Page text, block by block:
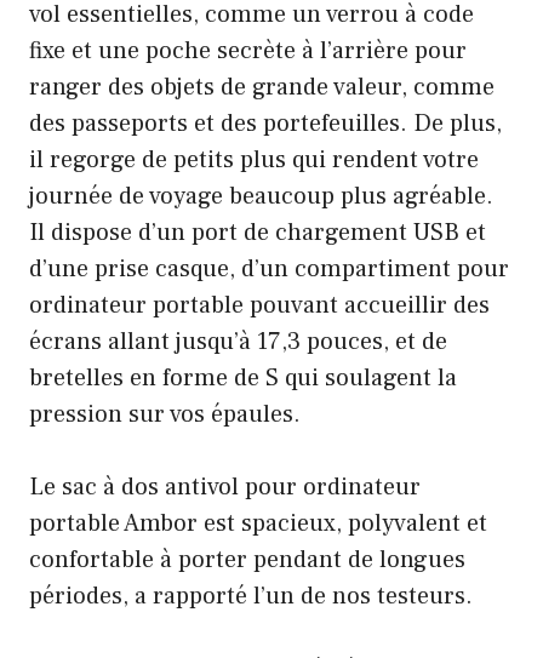
vol essentielles, comme un verrou à code
fixe et une poche secrète à l’arrière pour
ranger des objets de grande valeur, comme
des passeports et des portefeuilles. De plus,
il regorge de petits plus qui rendent votre
journée de voyage beaucoup plus agréable.
Il dispose d’un port de chargement USB et
d’une prise casque, d’un compartiment pour
ordinateur portable pouvant accueillir des
écrans allant jusqu’à 17,3 pouces, et de
bretelles en forme de S qui soulagent la
pression sur vos épaules.
Le sac à dos antivol pour ordinateur
portable Ambor est spacieux, polyvalent et
confortable à porter pendant de longues
périodes, a rapporté l’un de nos testeurs.